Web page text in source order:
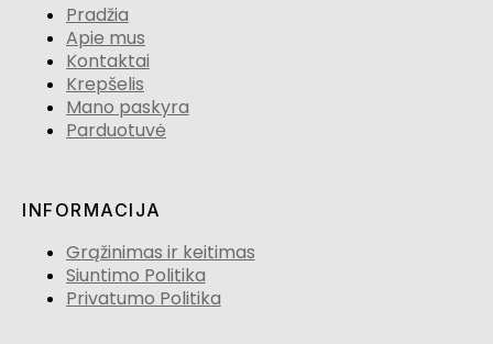
Pradžia
Apie mus
Kontaktai
Krepšelis
Mano paskyra
Parduotuvė
INFORMACIJA
Grąžinimas ir keitimas
Siuntimo Politika
Privatumo Politika